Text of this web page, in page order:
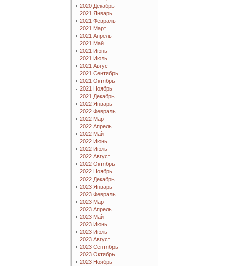
2020 Декабрь
2021 Январь
2021 Февраль
2021 Март
2021 Апрель
2021 Май
2021 Июнь
2021 Июль
2021 Август
2021 Сентябрь
2021 Октябрь
2021 Ноябрь
2021 Декабрь
2022 Январь
2022 Февраль
2022 Март
2022 Апрель
2022 Май
2022 Июнь
2022 Июль
2022 Август
2022 Октябрь
2022 Ноябрь
2022 Декабрь
2023 Январь
2023 Февраль
2023 Март
2023 Апрель
2023 Май
2023 Июнь
2023 Июль
2023 Август
2023 Сентябрь
2023 Октябрь
2023 Ноябрь